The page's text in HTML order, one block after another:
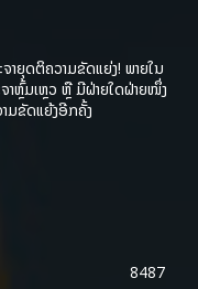
າຍຸດຕິຄວາມຂັດແຍ່ງ! ພາຍໃນ
າຫຼົ້ມເຫຼວ ຫຼື ມີຝ່າຍໃດຝ່າຍໜຶ່ງ
ມຂັດແຍ້ງອີກຄັ້ງ
8487